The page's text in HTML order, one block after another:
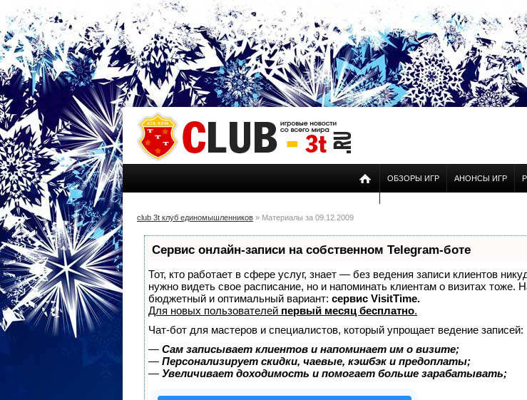
ОБЗОРЫ ИГР АНОНСЫ ИГР
club 3t клуб единомышленников » Материалы за 09.12.2009
Сервис онлайн-записи на собственном Telegram-боте
Тот, кто работает в сфере услуг, знает — без ведения записи клиентов
нужно видеть свое расписание, но и напоминать клиентам о визитах тоже.
бюджетный и оптимальный вариант: сервис VisitTime.
Для новых пользователей первый месяц бесплатно.
Чат-бот для мастеров и специалистов, который упрощает ведение записей:
— Сам записывает клиентов и напоминает им о визите;
— Персонализирует скидки, чаевые, кэшбэк и предоплаты;
— Увеличивает доходимость и помогает больше зарабатывать;